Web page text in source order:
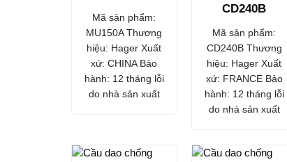
Mã sản phẩm:
MU150A Thương
hiệu: Hager Xuất
xứ: CHINA Bảo
hành: 12 tháng lỗi
do nhà sản xuất
CD240B
Mã sản phẩm:
CD240B Thương
hiệu: Hager Xuất
xứ: FRANCE Bảo
hành: 12 tháng lỗi
do nhà sản xuất